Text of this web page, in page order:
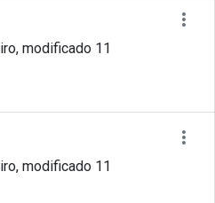
modificado 11
modificado 11